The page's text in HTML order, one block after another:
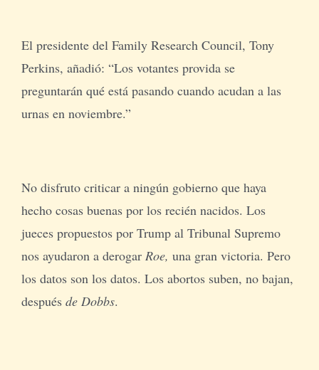
El presidente del Family Research Council, Tony
Perkins, añadió: “Los votantes provida se
preguntarán qué está pasando cuando acudan a las
urnas en noviembre.”
No disfruto criticar a ningún gobierno que haya
hecho cosas buenas por los recién nacidos. Los
jueces propuestos por Trump al Tribunal Supremo
nos ayudaron a derogar Roe, una gran victoria. Pero
los datos son los datos. Los abortos suben, no bajan,
después de Dobbs.